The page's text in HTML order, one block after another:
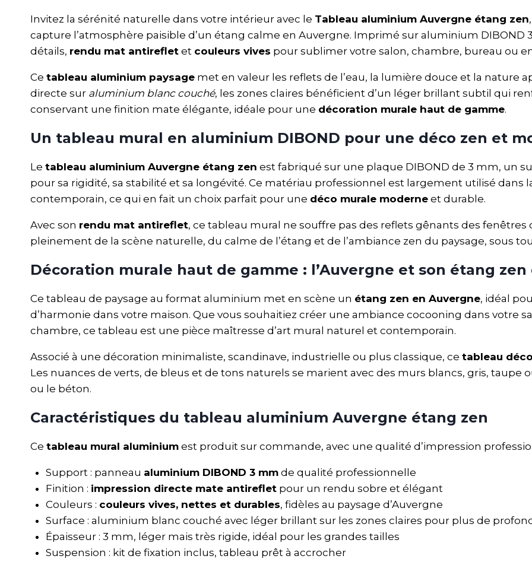
Invitez la sérénité naturelle dans votre intérieur avec le Tableau aluminium Auvergne étang zen
capture l’atmosphère paisible d’un étang calme en Auvergne. Imprimé sur aluminium DIBOND
détails, rendu mat antireflet et couleurs vives pour sublimer votre salon, chambre, bureau ou
Ce tableau aluminium paysage met en valeur les reflets de l’eau, la lumière douce et la nature
directe sur aluminium blanc couché, les zones claires bénéficient d’un léger brillant subtil qui
conservant une finition mate élégante, idéale pour une décoration murale haut de gamme.
Un tableau mural en aluminium DIBOND pour une déco zen et
Le tableau aluminium Auvergne étang zen est fabriqué sur une plaque DIBOND de 3 mm, un
pour sa rigidité, sa stabilité et sa longévité. Ce matériau professionnel est largement utilisé dans
contemporain, ce qui en fait un choix parfait pour une déco murale moderne et durable.
Avec son rendu mat antireflet, ce tableau mural ne souffre pas des reflets gênants des fenêtres
pleinement de la scène naturelle, du calme de l’étang et de l’ambiance zen du paysage, sous
Décoration murale haut de gamme : l’Auvergne et son étang
Ce tableau de paysage au format aluminium met en scène un étang zen en Auvergne, idéal
d’harmonie dans votre maison. Que vous souhaitiez créer une ambiance cocooning dans votre
chambre, ce tableau est une pièce maîtresse d’art mural naturel et contemporain.
Associé à une décoration minimaliste, scandinave, industrielle ou plus classique, ce tableau
Les nuances de verts, de bleus et de tons naturels se marient avec des murs blancs, gris,
ou le béton.
Caractéristiques du tableau aluminium Auvergne étang zen
Ce tableau mural aluminium est produit sur commande, avec une qualité d’impression
Support : panneau aluminium DIBOND 3 mmde qualité professionnelle
Finition : impression directe mate antirefletpour un rendu sobre et élégant
Couleurs : couleurs vives, nettes et durables, fidèles au paysage d’Auvergne
Surface : aluminium blanc couché avec léger brillant sur les zones claires pour plus de
Épaisseur : 3 mm, léger mais très rigide, idéal pour les grandes tailles
Suspension : kit de fixation inclus, tableau prêt à accrocher